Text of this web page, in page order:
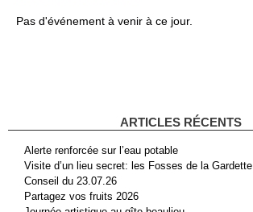
Pas d'événement à venir à ce jour.
ARTICLES RÉCENTS
Alerte renforcée sur l’eau potable
Visite d’un lieu secret: les Fosses de la Gardette
Conseil du 23.07.26
Partagez vos fruits 2026